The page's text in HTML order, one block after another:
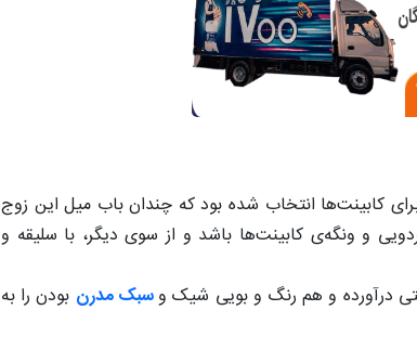
کابینت‌ها انتخاب شده بود که چندان باب میل این زوج
و ونگه‌ی کابینت‌ها باشد و از سوی دیگر، با سلیقه و
در‌آورده و هم رنگ و بویی شیک وسبک مدرن بودن را به